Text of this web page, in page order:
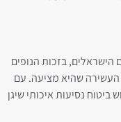
הישראלים, בזכות הנופים
שהיא מציעה. עם
נסיעות איכותי שיגן